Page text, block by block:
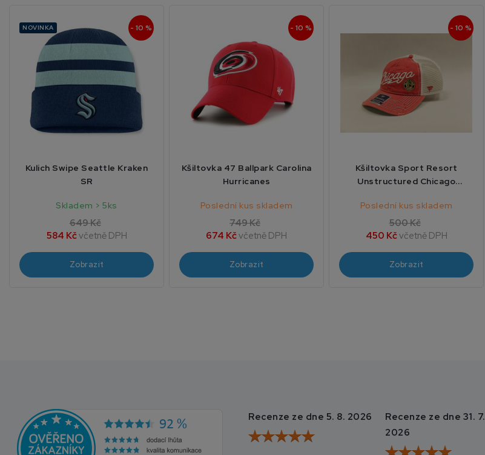
NOVINKA - 10 %
Kulich Swipe Seattle Kraken
SR
Skladem > 5ks
649 Kč
584 Kčvčetně DPH
Zobrazit
- 10 %
Kšiltovka 47 Ballpark Carolina
Hurricanes
Poslední kus skladem
749 Kč
674 Kčvčetně DPH
Zobrazit
- 10 %
Kšiltovka Sport Resort
Unstructured Chicago
Poslední kus skladem
500 Kč
450 Kčvčetně DPH
Zobrazit
Recenze ze dne 5. 8. 2026
Recenze ze dne 31. 7.
2026